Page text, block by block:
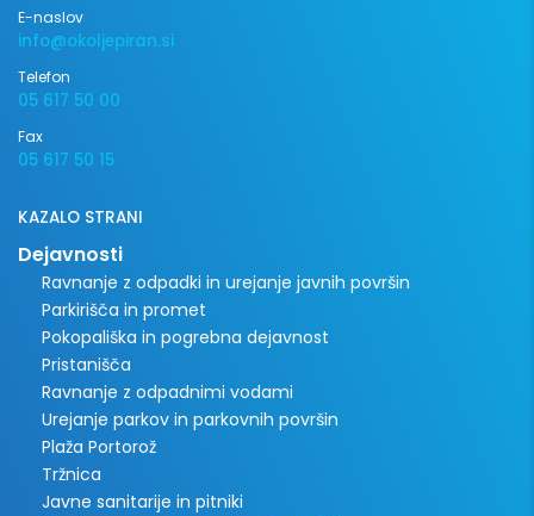
E-naslov
info@okoljepiran.si
Telefon
05 617 50 00
Fax
05 617 50 15
KAZALO STRANI
Dejavnosti
Ravnanje z odpadki in urejanje javnih površin
Parkirišča in promet
Pokopališka in pogrebna dejavnost
Pristanišča
Ravnanje z odpadnimi vodami
Urejanje parkov in parkovnih površin
Plaža Portorož
Tržnica
Javne sanitarije in pitniki